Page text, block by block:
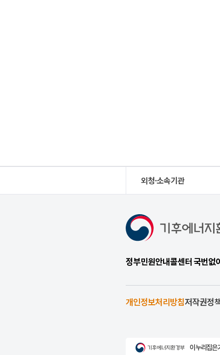
외청·소속기관
정부민원안내콜센터 국번
개인정보처리방침저작권정
이 누리집은